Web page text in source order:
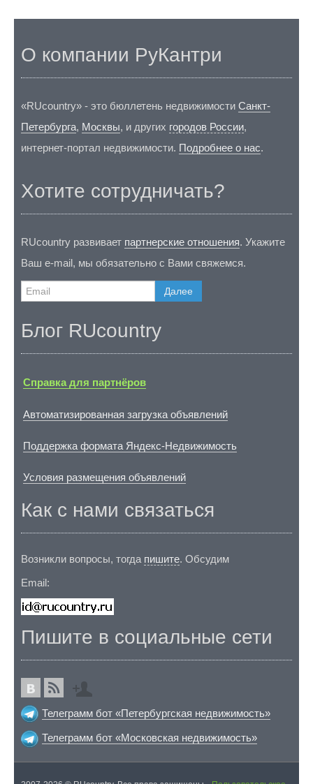
О компании РуКантри
«RUcountry» - это бюллетень недвижимости Санкт-
Петербурга, Москвы, и других городов России,
интернет-портал недвижимости. Подробнее о нас.
Хотите сотрудничать?
RUcountry развивает партнерские отношения. Укажите
Ваш e-mail, мы обязательно с Вами свяжемся.
Далее
Блог RUcountry
Справка для партнёров
Автоматизированная загрузка объявлений
Поддержка формата Яндекс-Недвижимость
Условия размещения объявлений
Как с нами связаться
Возникли вопросы, тогда пишите. Обсудим
Email:
Пишите в социальные сети
Телеграмм бот «Петербургская недвижимость»
Телеграмм бот «Московская недвижимость»